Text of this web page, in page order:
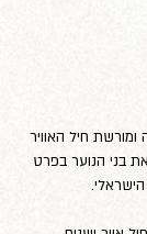
ומורשת חיל האוויר
בני הנוער בפרט